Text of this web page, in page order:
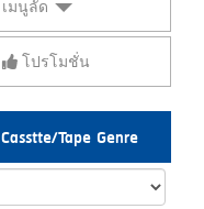
เมนูลัด
โปรโมชั่น
Casstte/Tape Genre